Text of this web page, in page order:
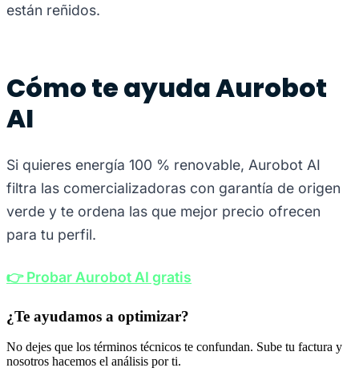
están reñidos.
Cómo te ayuda Aurobot
AI
Si quieres energía 100 % renovable, Aurobot AI
filtra las comercializadoras con garantía de origen
verde y te ordena las que mejor precio ofrecen
para tu perfil.
👉 Probar Aurobot AI gratis
¿Te ayudamos a optimizar?
No dejes que los términos técnicos te confundan. Sube tu factura y
nosotros hacemos el análisis por ti.